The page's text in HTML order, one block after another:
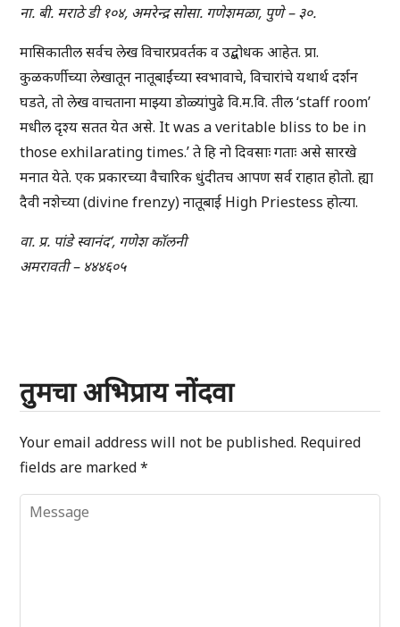
ना. बी. मराठे डी १०४, अमरेन्द्र सोसा. गणेशमळा, पुणे – ३०.
मासिकातील सर्वच लेख विचारप्रवर्तक व उद्बोधक आहेत. प्रा.
कुळकर्णीच्या लेखातून नातूबाईंच्या स्वभावाचे, विचारांचे यथार्थ दर्शन
घडते, तो लेख वाचताना माझ्या डोळ्यांपुढे वि.म.वि. तील ‘staff room’
मधील दृश्य सतत येत असे. It was a veritable bliss to be in
those exhilarating times.’ ते हि नो दिवसाः गताः असे सारखे
मनात येते. एक प्रकारच्या वैचारिक धुंदीतच आपण सर्व राहात होतो. ह्या
दैवी नशेच्या (divine frenzy) नातूबाई High Priestess होत्या.
वा. प्र. पांडे स्वानंद’, गणेश कॉलनी
अमरावती – ४४४६०५
तुमचा अभिप्राय नोंदवा
Your email address will not be published. Required
fields are marked*